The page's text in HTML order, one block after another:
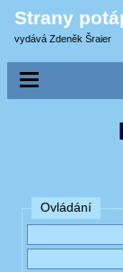
Strany
vydává Zdeněk Šraier
Ovládání